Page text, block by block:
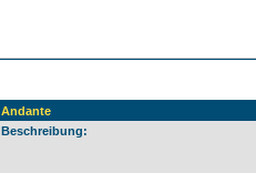
Andante
Beschreibung: